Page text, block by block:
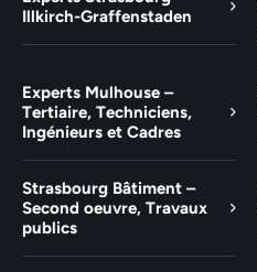
Illkirch-Graffenstaden
Experts Mulhouse –
Tertiaire, Techniciens,
Ingénieurs et Cadres
Strasbourg Bâtiment –
Second oeuvre, Travaux
publics